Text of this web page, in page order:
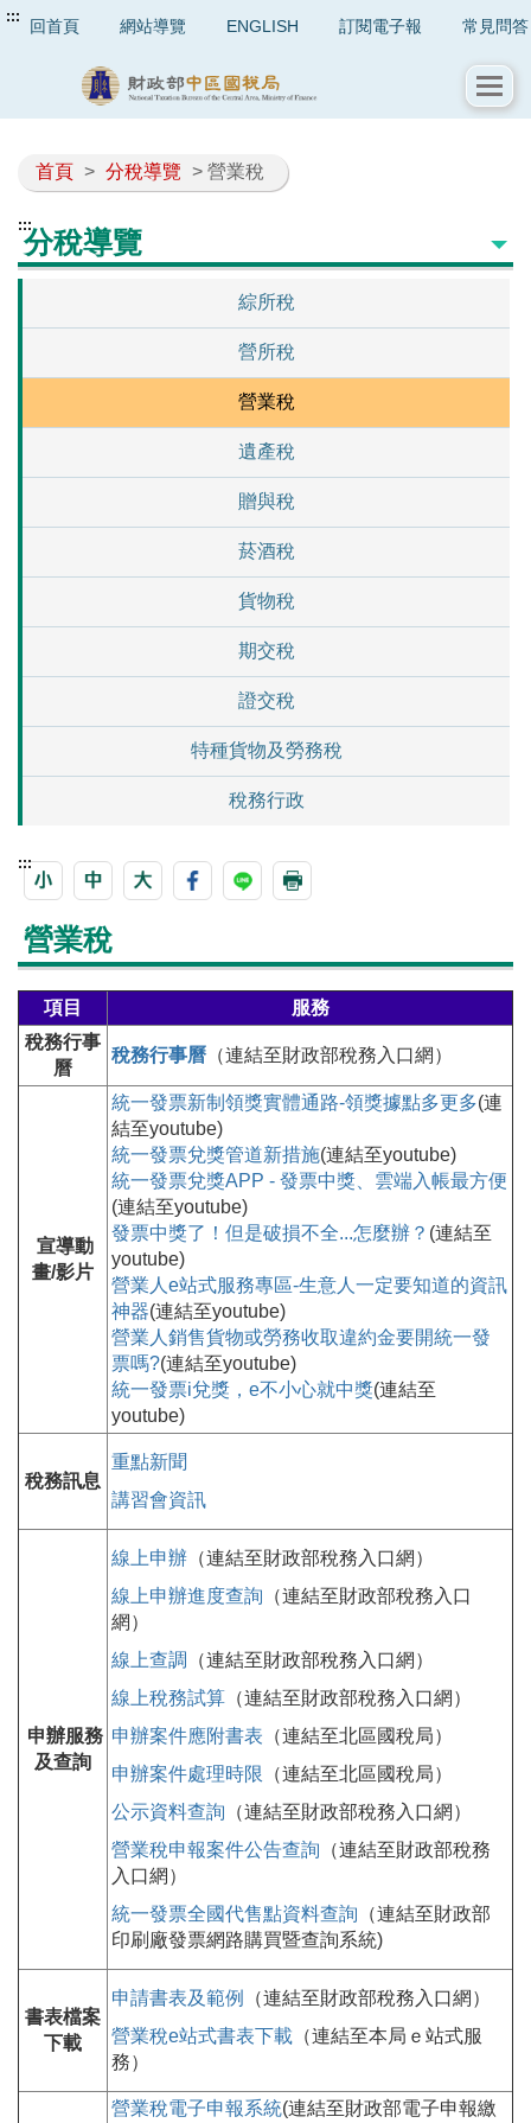
::: 回首頁 網站導覽 ENGLISH 訂閱電子報 常見問答
首頁 > 分稅導覽 > 營業稅
:::分稅導覽
綜所稅
營所稅
營業稅
遺產稅
贈與稅
菸酒稅
貨物稅
期交稅
證交稅
特種貨物及勞務稅
稅務行政
:::
營業稅
項目
服務
稅務行事
曆
稅務行事曆 （連結至財政部稅務入口網）
宣導動
畫/影片
統一發票新制領獎實體通路-領獎據點多更多(連
結至youtube)
統一發票兌獎管道新措施(連結至youtube)
統一發票兌獎APP - 發票中獎、雲端入帳最方便
(連結至youtube)
發票中獎了！但是破損不全...怎麼辦？ (連結至
youtube)
營業人e站式服務專區-生意人一定要知道的資訊
神器(連結至youtube)
營業人銷售貨物或勞務收取違約金要開統一發
票嗎?(連結至youtube)
統一發票i兌獎，e不小心就中獎(連結至
youtube)
稅務訊息
重點新聞
講習會資訊
申辦服務
及查詢
線上申辦 （連結至財政部稅務入口網）
線上申辦進度查詢 （連結至財政部稅務入口
網）
線上查調
（連結至財政部稅務入口網）
線上稅務試算 （連結至財政部稅務入口網）
申辦案件應附書表 （連結至北區國稅局）
申辦案件處理時限 （連結至北區國稅局）
公示資料查詢 （連結至財政部稅務入口網）
營業稅申報案件公告查詢 （連結至財政部稅務
入口網）
統一發票全國代售點資料查詢 （連結至財政部
印刷廠發票網路購買暨查詢系統)
書表檔案
下載
申請書表及範例
（連結至財政部稅務入口網）
營業稅e站式書表下載 （連結至本局ｅ站式服
務）
營業稅電子申報系統(連結至財政部電子申報繳